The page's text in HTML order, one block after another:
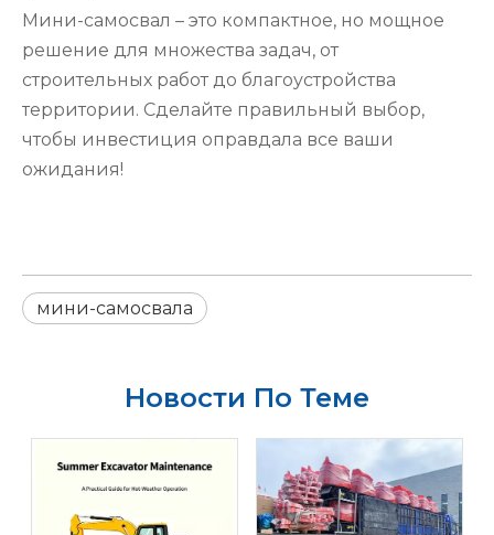
Мини-самосвал – это компактное, но мощное
решение для множества задач, от
строительных работ до благоустройства
территории. Сделайте правильный выбор,
чтобы инвестиция оправдала все ваши
ожидания!
мини-самосвала
Новости По Теме